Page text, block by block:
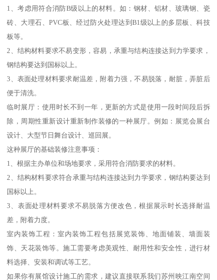
1、考虑用符合消防B级以上的材料。如：钢材、铝材、玻璃钢、瓷
砖、大理石、PVC板、经过防火处理达到B1级以上的多层板、科技
板等。
2、结构材料要求不易变形，容易，承重与结构连接达到力学要求，
钢结构要达到国标以上。
3、表面处理材料要求耐温差，附着力强，不易脱落，耐脏，弄脏后
便于清洗。
临时展厅：使用时长不到一年，更新的方式是使用一段时间段后拆
除，周期性重新设计重新制作装修的一种展厅。例如：展览会展台
设计、大型节日舞台设计、巡回展。
这种展厅的基础装修注意事项：
1、根据主办单位和场地要求，采用符合消防要求的材料。
2、结构材料要求符合承重与结构连接达到力学要求，钢结构要达到
国标以上。
3、表面处理材料要求不易脱落方便改色，根据展示时长选择耐温
差，附着力度。
室内装饰工程：室内装饰工程包括展览装饰、地面铺装、墙面装
饰、天花装饰等。施工需要考虑美观性、耐用性和安全性，进行材
料选择、安装和调试等工艺。
如果你有展馆设计施工的需求，建议直接联系我们苏州映江南空间